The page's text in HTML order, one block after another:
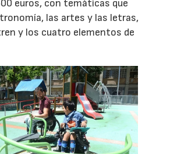
euros, con temáticas que
las artes y las letras,
y los cuatro elementos de